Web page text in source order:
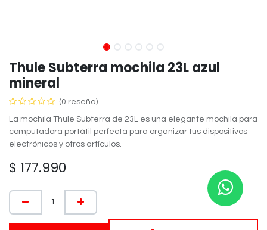
Thule Subterra mochila 23L azul
mineral
(0 reseña)
La mochila Thule Subterra de 23L es una elegante mochila para
computadora portátil perfecta para organizar tus dispositivos
electrónicos y otros artículos.
$ 177.990